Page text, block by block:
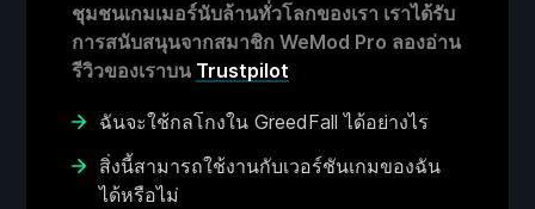
ชุมชนเกมเมอร์นับล้านทั่วโลกของเรา เราได้รับ
การสนับสนุนจากสมาชิก WeMod Pro ลองอ่าน
รีวิวของเราบน Trustpilot
ฉันจะใช้กลโกงใน GreedFall ได้อย่างไร
สิ่งนี้สามารถใช้งานกับเวอร์ชันเกมของฉัน
ได้หรือไม่